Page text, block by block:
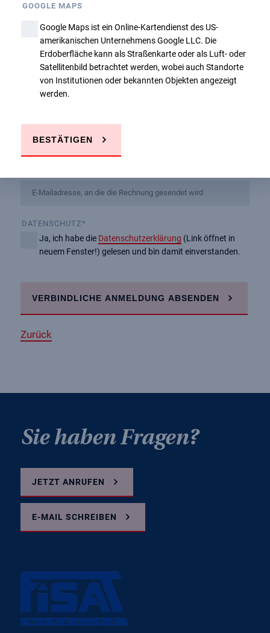
von der Teilnehmeradresse abweicht.
FIRMA
DATENSCHUTZ*
Ja, ich habe die Datenschutzerklärung (Link öffnet in
neuem Fenster!) gelesen und bin damit einverstanden.
VERBINDLICHE ANMELDUNG ABSENDEN
Zurück
Sie haben Fragen?
JETZT ANRUFEN
E-MAIL SCHREIBEN
GOOGLE MAPS
Google Maps ist ein Online-Kartendienst des US-
amerikanischen Unternehmens Google LLC. Die
Erdoberfläche kann als Straßenkarte oder als Luft- oder
Satellitenbild betrachtet werden, wobei auch Standorte
von Institutionen oder bekannten Objekten angezeigt
werden.
BESTÄTIGEN